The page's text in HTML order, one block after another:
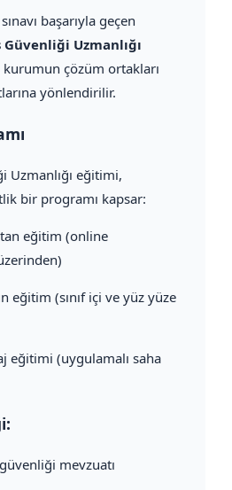
başarıyla geçen
Güvenliği Uzmanlığı
kurumun çözüm ortakları
yönlendirilir.
Uzmanlığı eğitimi,
bir programı kapsar:
eğitim (online
eğitim (sınıf içi ve yüz yüze
eğitimi (uygulamalı saha
mevzuatı